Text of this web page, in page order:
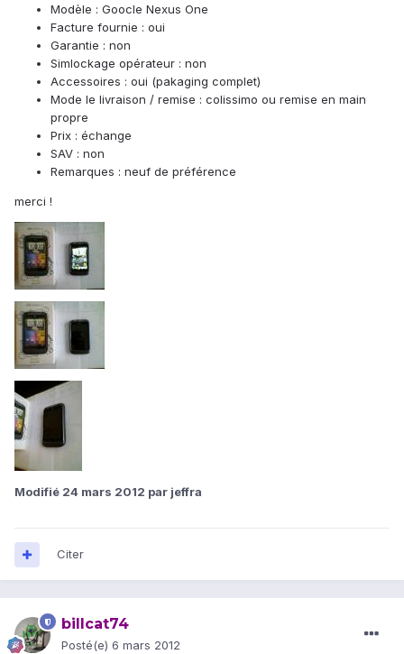
Modèle : Goocle Nexus One
Facture fournie : oui
Garantie : non
Simlockage opérateur : non
Accessoires : oui (pakaging complet)
Mode le livraison / remise : colissimo ou remise en main
propre
Prix : échange
SAV : non
Remarques : neuf de préférence
merci !
Modifié 24 mars 2012 par jeffra
Citer
billcat74
Posté(e) 6 mars 2012